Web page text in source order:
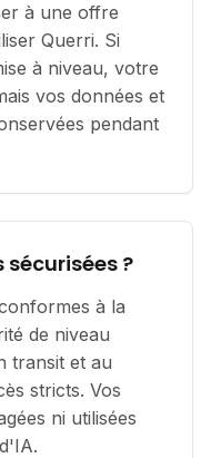
à une offre
Querri. Si
à niveau, votre
vos données et
pendant
?
à la
de niveau
transit et au
stricts. Vos
ni utilisées